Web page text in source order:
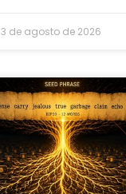
3 de agosto de 2026